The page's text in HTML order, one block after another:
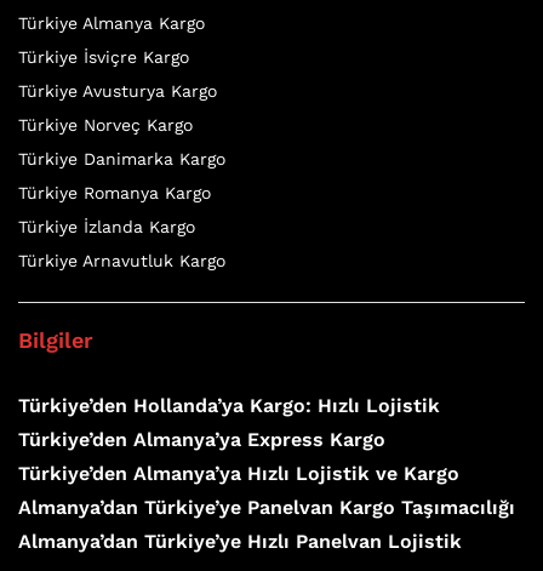
Türkiye Almanya Kargo
Türkiye İsviçre Kargo
Türkiye Avusturya Kargo
Türkiye Norveç Kargo
Türkiye Danimarka Kargo
Türkiye Romanya Kargo
Türkiye İzlanda Kargo
Türkiye Arnavutluk Kargo
Bilgiler
Türkiye’den Hollanda’ya Kargo: Hızlı Lojistik
Türkiye’den Almanya’ya Express Kargo
Türkiye’den Almanya’ya Hızlı Lojistik ve Kargo
Almanya’dan Türkiye’ye Panelvan Kargo Taşımacılığı
Almanya’dan Türkiye’ye Hızlı Panelvan Lojistik